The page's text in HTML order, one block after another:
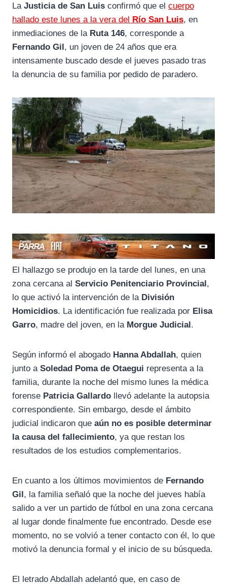
c
e
b
e
g
a
t
s
La Justicia de San Luis confirmó que el cuerpo
hallado este lunes a la vera del Río San Luis, en
inmediaciones de la Ruta 146, corresponde a
Fernando Gil, un joven de 24 años que era
intensamente buscado desde el jueves pasado tras
la denuncia de su familia por pedido de paradero.
El hallazgo se produjo en la tarde del lunes, en una
zona cercana al Servicio Penitenciario Provincial,
lo que activó la intervención de la División
Homicidios. La identificación fue realizada por Elisa
Garro, madre del joven, en la Morgue Judicial.
Según informó el abogado Hanna Abdallah, quien
junto a Soledad Poma de Otaegui representa a la
familia, durante la noche del mismo lunes la médica
forense Patricia Gallardo llevó adelante la autopsia
correspondiente. Sin embargo, desde el ámbito
judicial indicaron que aún no es posible determinar
la causa del fallecimiento, ya que restan los
resultados de los estudios complementarios.
En cuanto a los últimos movimientos de Fernando
Gil, la familia señaló que la noche del jueves había
salido a ver un partido de fútbol en una zona cercana
al lugar donde finalmente fue encontrado. Desde ese
momento, no se volvió a tener contacto con él, lo que
motivó la denuncia formal y el inicio de su búsqueda.
El letrado Abdallah adelantó que, en caso de